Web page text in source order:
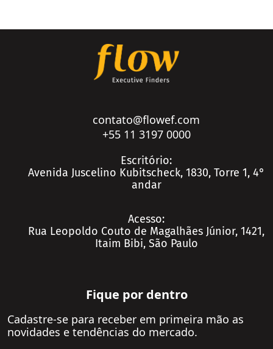
Consumo e Varejo
Mineração e Siderurgia
Private Equity e Venture Capital
Real Estate
Serviços Financeiros
Saúde
Telecom, Mídia e Tecnologia
Petróleo e Gás
Agronegócio
Consumo e Varejo
Na Mídia
Contato
contato@flowef.com
+55 11 3197 0000
Escritório:
Avenida Juscelino Kubitscheck, 1830, Torre 1, 4°
andar
Acesso:
Rua Leopoldo Couto de Magalhães Júnior, 1421,
Itaim Bibi, São Paulo
Fique por dentro
Cadastre-se para receber em primeira mão as
novidades e tendências do mercado.